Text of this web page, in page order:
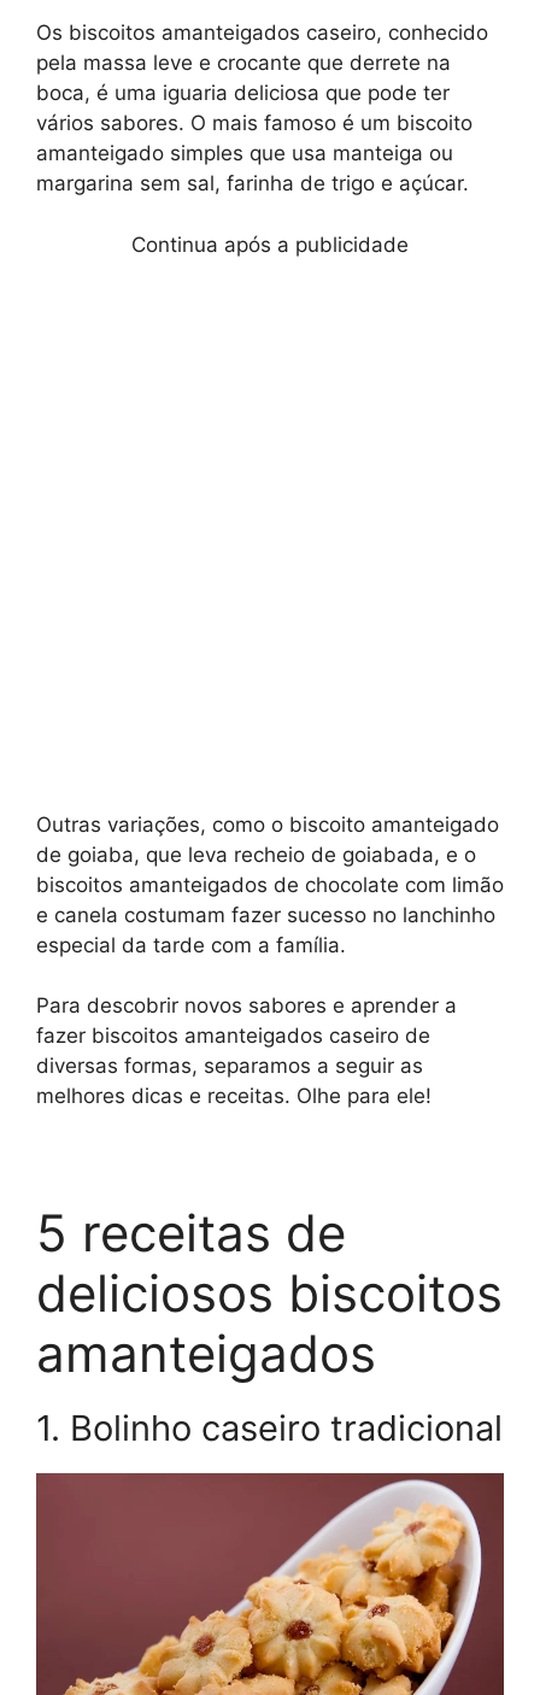
Os biscoitos amanteigados caseiro, conhecido
pela massa leve e crocante que derrete na
boca, é uma iguaria deliciosa que pode ter
vários sabores. O mais famoso é um biscoito
amanteigado simples que usa manteiga ou
margarina sem sal, farinha de trigo e açúcar.
Continua após a publicidade
Outras variações, como o biscoito amanteigado
de goiaba, que leva recheio de goiabada, e o
biscoitos amanteigados de chocolate com limão
e canela costumam fazer sucesso no lanchinho
especial da tarde com a família.
Para descobrir novos sabores e aprender a
fazer biscoitos amanteigados caseiro de
diversas formas, separamos a seguir as
melhores dicas e receitas. Olhe para ele!
5 receitas de
deliciosos biscoitos
amanteigados
1. Bolinho caseiro tradicional